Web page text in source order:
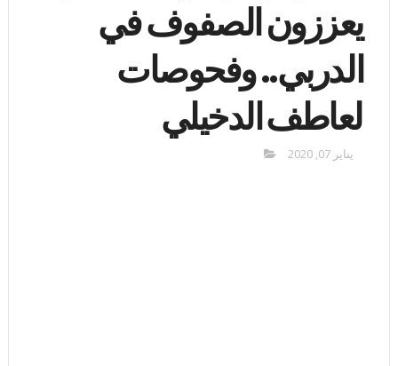
يعززون الصفوف في
الدربي.. وفحوصات
لعاطف الدخيلي
يناير 07, 2020